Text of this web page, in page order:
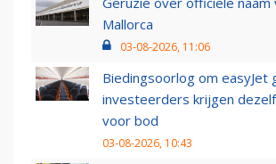
Mallorca
03-08-2026, 11:06
Biedingsoorlog om easyJet
investeerders krijgen
voor bod
03-08-2026, 10:43